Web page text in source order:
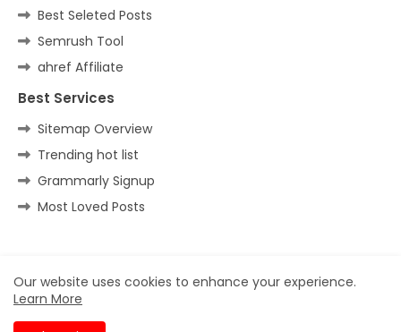
Best Seleted Posts
Semrush Tool
ahref Affiliate
Best Services
Sitemap Overview
Trending hot list
Grammarly Signup
Most Loved Posts
Home Contact us Privacy Policy
Our website uses cookies to enhance your experience.
Learn More